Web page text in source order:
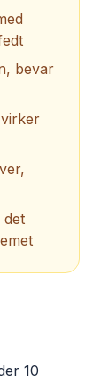
bevar
det
10